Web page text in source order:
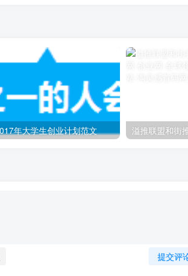
年大学生创业计划范文 溢推联盟和街
提交评